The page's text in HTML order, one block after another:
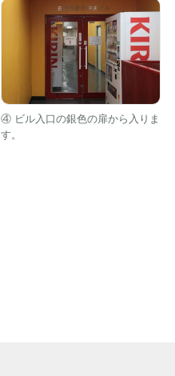
④ ビル入口の銀色の扉から入りま
す。